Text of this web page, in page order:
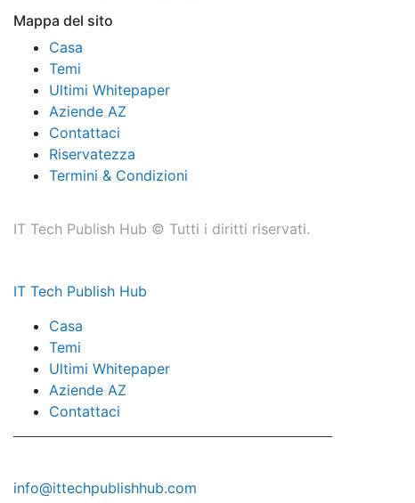
Mappa del sito
Casa
Temi
Ultimi Whitepaper
Aziende AZ
Contattaci
Riservatezza
Termini & Condizioni
IT Tech Publish Hub © Tutti i diritti riservati.
IT Tech Publish Hub
Casa
Temi
Ultimi Whitepaper
Aziende AZ
Contattaci
info@ittechpublishhub.com